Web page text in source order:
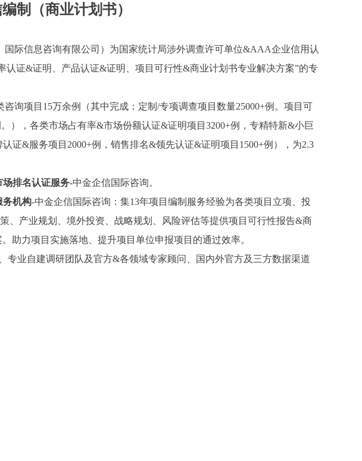
制（商业计划书）
国际信息咨询有限公司）为国家统计局涉外调查许可单位&AAA企业信用认
认证&证明、产品认证&证明、项目可行性&商业计划书专业解决方案”的专
询项目15万余例（其中完成： 定制 /专项调查项目数量25000+例。项目可
），各类市场占有率&市场份额认证&证明项目3200+例，专精特新&小巨
证&服务项目2000+例，销售排名&领先认证&证明项目1500+例），为2.3
排名认证服务-中金企信国际咨询。
务机构-中金企信国际咨询：集13年项目编制服务经验为各类项目立项、投
、产业规划、境外投资、战略规划、风险评估等提供项目可行性报告&商
助力项目实施落地、提升项目单位申报项目的通过效率。
专业自建调研团队及官方&各领域专家顾问、国内外官方及三方数据渠道